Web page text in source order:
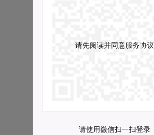
请先阅读并同意服务协议
请使用微信扫一扫登录